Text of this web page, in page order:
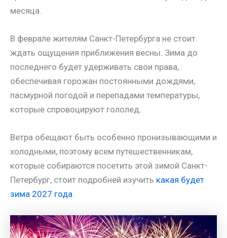
месяца.
В феврале жителям Санкт-Петербурга не стоит
ждать ощущения приближения весны. Зима до
последнего будет удерживать свои права,
обеспечивая горожан постоянными дождями,
пасмурной погодой и перепадами температуры,
которые спровоцируют гололед.
Ветра обещают быть особенно пронизывающими и
холодными, поэтому всем путешественникам,
которые собираются посетить этой зимой Санкт-
Петербург, стоит подробней изучить какая будет
зима 2027 года.